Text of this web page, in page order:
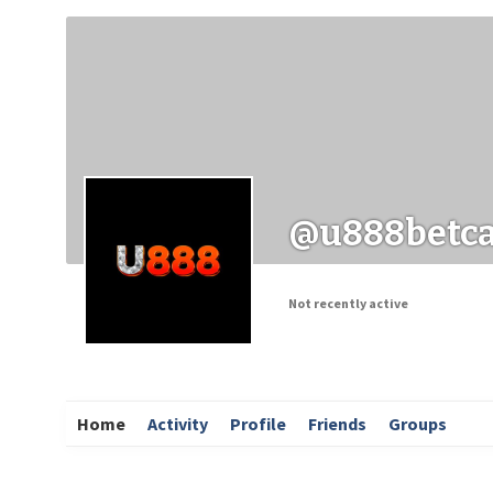
Заходи
Not recently active
Home Activity Profile Friends Groups